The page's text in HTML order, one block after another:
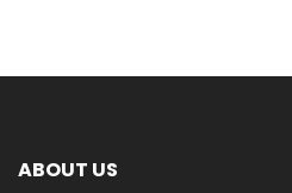
ABOUT US